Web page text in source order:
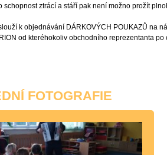
schopnost ztrácí a stáří pak není možno prožít
k objednávání DÁRKOVÝCH POUKAZŮ na
od kteréhokoliv obchodního reprezentanta
FOTOGRAFIE